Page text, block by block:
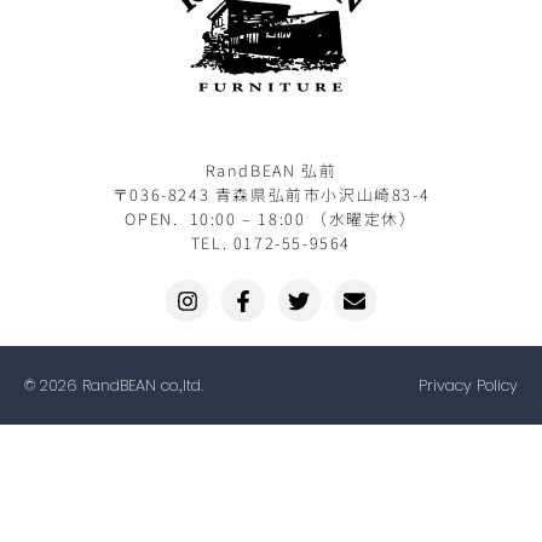
RandBEAN 弘前
〒036-8243 青森県弘前市小沢山崎83-4
OPEN. 10:00 – 18:00 （水曜定休）
TEL. 0172-55-9564
© 2026 RandBEAN co.,ltd. Privacy Policy